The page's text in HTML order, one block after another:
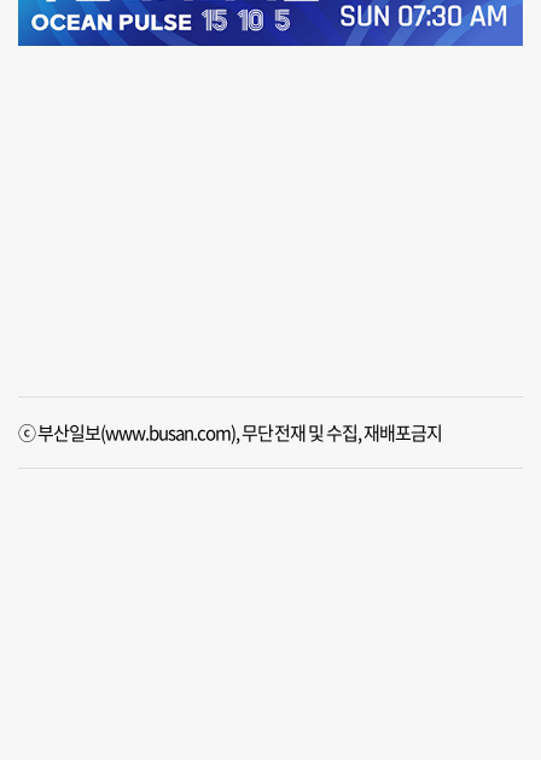
ⓒ 부산일보(www.busan.com), 무단전재 및 수집, 재배포금지